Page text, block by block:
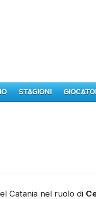
STAGIONI
Catania nel ruolo di